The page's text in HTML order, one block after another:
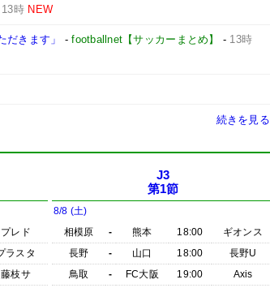
13時 NEW
きます」 -footballnet【サッカーまとめ】 - 13時
続きを見る
プレド
ラスタ
藤枝サ
J3
第1節
8/8 (土)
相模原
- 熊本 18:00
ギオンス
長野
- 山口 18:00
長野U
鳥取
- FC大阪 19:00
Axis